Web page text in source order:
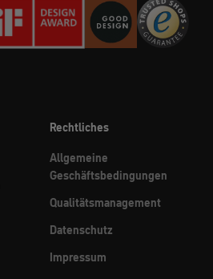
Rechtliches
Allgemeine
Geschäftsbedingungen
Qualitätsmanagement
Datenschutz
Impressum